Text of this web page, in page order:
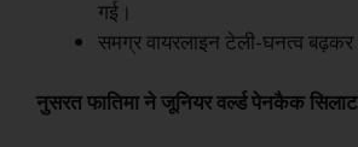
गई।
समग्र वायरलाइन टेली-घनत्व बढ़कर
नुसरत फातिमा ने जूनियर वर्ल्ड पेनकैक